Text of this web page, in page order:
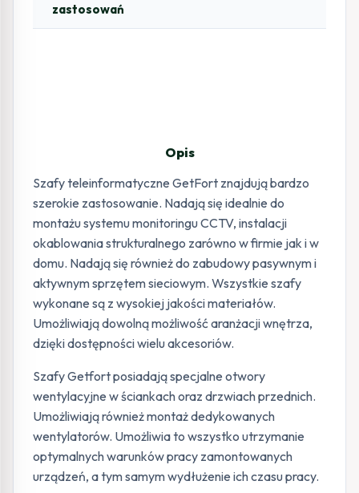
zastosowań
Opis
Szafy teleinformatyczne GetFort znajdują bardzo
szerokie zastosowanie. Nadają się idealnie do
montażu systemu monitoringu CCTV, instalacji
okablowania strukturalnego zarówno w firmie jak i w
domu. Nadają się również do zabudowy pasywnym i
aktywnym sprzętem sieciowym. Wszystkie szafy
wykonane są z wysokiej jakości materiałów.
Umożliwiają dowolną możliwość aranżacji wnętrza,
dzięki dostępności wielu akcesoriów.
Szafy Getfort posiadają specjalne otwory
wentylacyjne w ściankach oraz drzwiach przednich.
Umożliwiają również montaż dedykowanych
wentylatorów. Umożliwia to wszystko utrzymanie
optymalnych warunków pracy zamontowanych
urządzeń, a tym samym wydłużenie ich czasu pracy.